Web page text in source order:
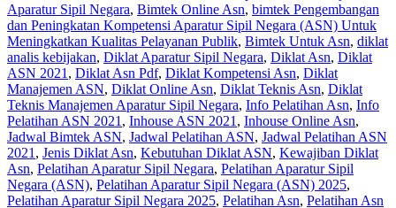
Aparatur Sipil Negara, Bimtek Online Asn, bimtek Pengembangan
dan Peningkatan Kompetensi Aparatur Sipil Negara (ASN) Untuk
Meningkatkan Kualitas Pelayanan Publik, Bimtek Untuk Asn, diklat
analis kebijakan, Diklat Aparatur Sipil Negara, Diklat Asn, Diklat
ASN 2021 , Diklat Asn Pdf, Diklat Kompetensi Asn, Diklat
Manajemen ASN, Diklat Online Asn, Diklat Teknis Asn, Diklat
Teknis Manajemen Aparatur Sipil Negara, Info Pelatihan Asn, Info
Pelatihan ASN 2021 , Inhouse ASN 2021 , Inhouse Online Asn,
Jadwal Bimtek ASN, Jadwal Pelatihan ASN, Jadwal Pelatihan ASN
2021 , Jenis Diklat Asn, Kebutuhan Diklat ASN, Kewajiban Diklat
Asn, Pelatihan Aparatur Sipil Negara, Pelatihan Aparatur Sipil
Negara (ASN), Pelatihan Aparatur Sipil Negara (ASN) 2025,
Pelatihan Aparatur Sipil Negara 2025, Pelatihan Asn, Pelatihan Asn